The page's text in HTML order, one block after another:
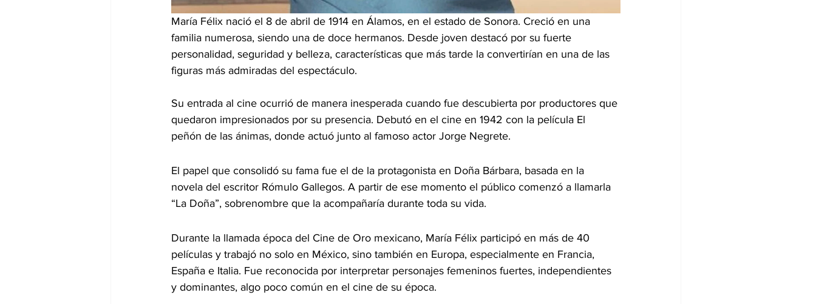
María Félix nació el 8 de abril de 1914 en Álamos, en el estado de Sonora. Creció en una
familia numerosa, siendo una de doce hermanos. Desde joven destacó por su fuerte
personalidad, seguridad y belleza, características que más tarde la convertirían en una de las
figuras más admiradas del espectáculo.
Su entrada al cine ocurrió de manera inesperada cuando fue descubierta por productores que
quedaron impresionados por su presencia. Debutó en el cine en 1942 con la película El
peñón de las ánimas, donde actuó junto al famoso actor Jorge Negrete.
El papel que consolidó su fama fue el de la protagonista en Doña Bárbara, basada en la
novela del escritor Rómulo Gallegos. A partir de ese momento el público comenzó a llamarla
“La Doña”, sobrenombre que la acompañaría durante toda su vida.
Durante la llamada época del Cine de Oro mexicano, María Félix participó en más de 40
películas y trabajó no solo en México, sino también en Europa, especialmente en Francia,
España e Italia. Fue reconocida por interpretar personajes femeninos fuertes, independientes
y dominantes, algo poco común en el cine de su época.